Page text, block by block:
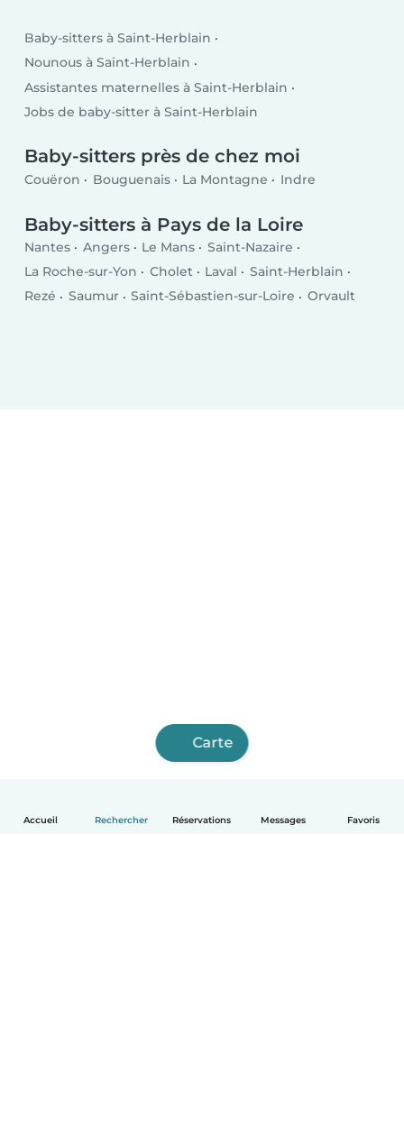
Accueil Rechercher Réservations Messages Favoris
Baby-sitters à Saint-Herblain
Nounous à Saint-Herblain
Assistantes maternelles à Saint-Herblain
Jobs de baby-sitter à Saint-Herblain
Baby-sitters près de chez moi
Couëron Bouguenais La Montagne Indre
Baby-sitters à Pays de la Loire
Nantes Angers Le Mans
Saint-Nazaire
La Roche-sur-Yon
Cholet Laval
Saint-Herblain
Rezé
Saumur Saint-Sébastien-sur-Loire Orvault
Carte